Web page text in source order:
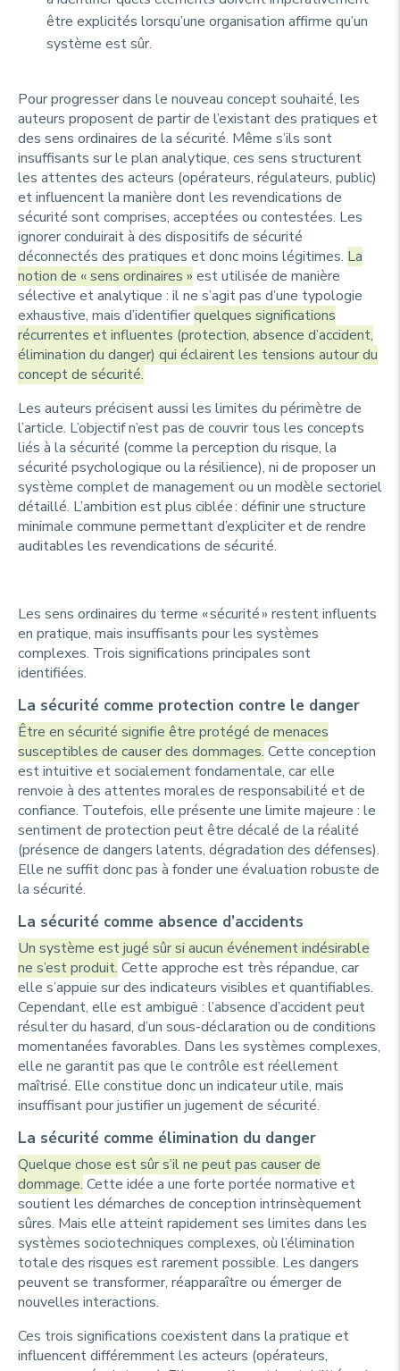
être explicités lorsqu’une organisation affirme qu’un
système est sûr.
Pour progresser dans le nouveau concept souhaité, les
auteurs proposent de partir de l’existant des pratiques et
des sens ordinaires de la sécurité. Même s’ils sont
insuffisants sur le plan analytique, ces sens structurent
les attentes des acteurs (opérateurs, régulateurs, public)
et influencent la manière dont les revendications de
sécurité sont comprises, acceptées ou contestées. Les
ignorer conduirait à des dispositifs de sécurité
déconnectés des pratiques et donc moins légitimes. La
notion de « sens ordinaires » est utilisée de manière
sélective et analytique : il ne s’agit pas d’une typologie
exhaustive, mais d’identifierquelques significations
récurrentes et influentes (protection, absence d’accident,
élimination du danger) qui éclairent les tensions autour du
concept de sécurité.
Les auteurs précisent aussi les limites du périmètre de
l’article. L’objectif n’est pas de couvrir tous les concepts
liés à la sécurité (comme la perception du risque, la
sécurité psychologique ou la résilience), ni de proposer un
système complet de management ou un modèle sectoriel
détaillé. L’ambition est plus ciblée : définir une structure
minimale commune permettant d’expliciter et de rendre
auditables les revendications de sécurité.
Les sens ordinaires du terme « sécurité » restent influents
en pratique, mais insuffisants pour les systèmes
complexes. Trois significations principales sont
identifiées.
La sécurité comme protection contre le danger
Être en sécurité signifie être protégé de menaces
susceptibles de causer des dommages. Cette conception
est intuitive et socialement fondamentale, car elle
renvoie à des attentes morales de responsabilité et de
confiance. Toutefois, elle présente une limite majeure : le
sentiment de protection peut être décalé de la réalité
(présence de dangers latents, dégradation des défenses).
Elle ne suffit donc pas à fonder une évaluation robuste de
la sécurité.
La sécurité comme absence d’accidents
Un système est jugé sûr si aucun événement indésirable
ne s’est produit. Cette approche est très répandue, car
elle s’appuie sur des indicateurs visibles et quantifiables.
Cependant, elle est ambiguë : l’absence d’accident peut
résulter du hasard, d’un sous-déclaration ou de conditions
momentanées favorables. Dans les systèmes complexes,
elle ne garantit pas que le contrôle est réellement
maîtrisé. Elle constitue donc un indicateur utile, mais
insuffisant pour justifier un jugement de sécurité.
La sécurité comme élimination du danger
Quelque chose est sûr s’il ne peut pas causer de
dommage. Cette idée a une forte portée normative et
soutient les démarches de conception intrinsèquement
sûres. Mais elle atteint rapidement ses limites dans les
systèmes sociotechniques complexes, où l’élimination
totale des risques est rarement possible. Les dangers
peuvent se transformer, réapparaître ou émerger de
nouvelles interactions.
Ces trois significations coexistent dans la pratique et
influencent différemment les acteurs (opérateurs,